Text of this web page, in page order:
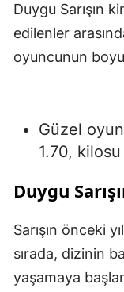
Duygu Sarışın
edilenler
oyuncunun
Güzel
1.70,
Duygu
Sarışın önceki
sırada, dizinin
yaşamaya